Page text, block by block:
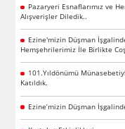
Pazaryeri Esnaflarımız ve
Alışverişler Diledik..
Ezine'mizin Düşman
Hemşehrilerimiz İle Birlikte
101.Yıldönümü
Katıldık.
Ezine’mizin Düşman